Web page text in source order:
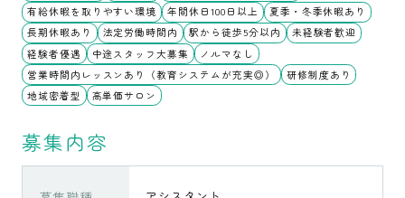
有給休暇を取りやすい環境
年間休日100日以上
夏季・冬季休暇あり
長期休暇あり
法定労働時間内 駅から徒歩5分以内
未経験者歓迎
経験者優遇
中途スタッフ大募集
ノルマなし
営業時間内レッスンあり（教育システムが充実◎）
研修制度あり
地域密着型
高単価サロン
募集内容